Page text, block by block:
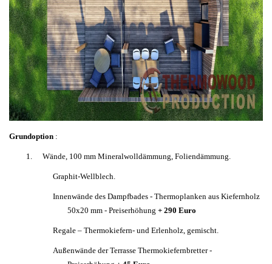
Grundoption :
1. Wände, 100 mm Mineralwolldämmung, Foliendämmung.
Graphit-Wellblech.
Innenwände des Dampfbades - Thermoplanken aus Kiefernholz
50x20 mm - Preiserhöhung + 290 Euro
Regale – Thermokiefern- und Erlenholz, gemischt.
Außenwände der Terrasse Thermokiefernbretter -